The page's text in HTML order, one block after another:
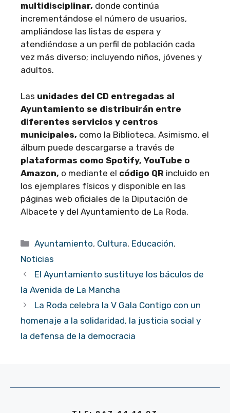
multidisciplinar, donde continúa
incrementándose el número de usuarios,
ampliándose las listas de espera y
atendiéndose a un perfil de población cada
vez más diverso; incluyendo niños, jóvenes y
adultos.
Las unidades del CD entregadas al
Ayuntamiento se distribuirán entre
diferentes servicios y centros
municipales, como la Biblioteca. Asimismo, el
álbum puede descargarse a través de
plataformas como Spotify, YouTube o
Amazon, o mediante el código QR incluido en
los ejemplares físicos y disponible en las
páginas web oficiales de la Diputación de
Albacete y del Ayuntamiento de La Roda.
Categorías
Ayuntamiento, Cultura, Educación,
Noticias
El Ayuntamiento sustituye los báculos de
la Avenida de La Mancha
La Roda celebra la V Gala Contigo con un
homenaje a la solidaridad, la justicia social y
la defensa de la democracia